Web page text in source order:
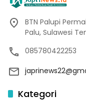
BTN Palupi
Palu, Sulawesi
085780422253
Kategori